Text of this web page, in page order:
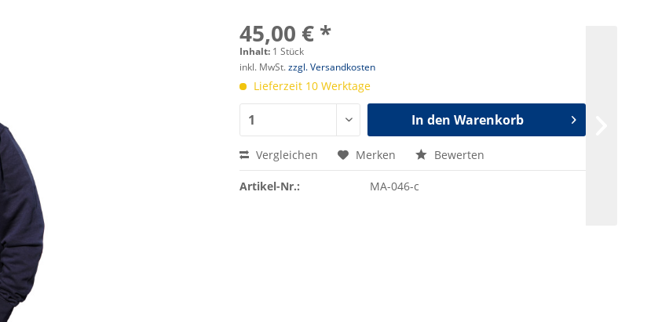
45,00 € *
Inhalt: 1 Stück
inkl. MwSt.zzgl. Versandkosten
Lieferzeit 10 Werktage
In den Warenkorb
Vergleichen Merken Bewerten
Artikel-Nr.: MA-046-c